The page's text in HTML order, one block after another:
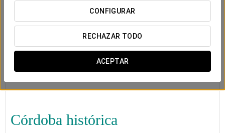
CONFIGURAR
RECHAZAR TODO
ACEPTAR
Córdoba histórica